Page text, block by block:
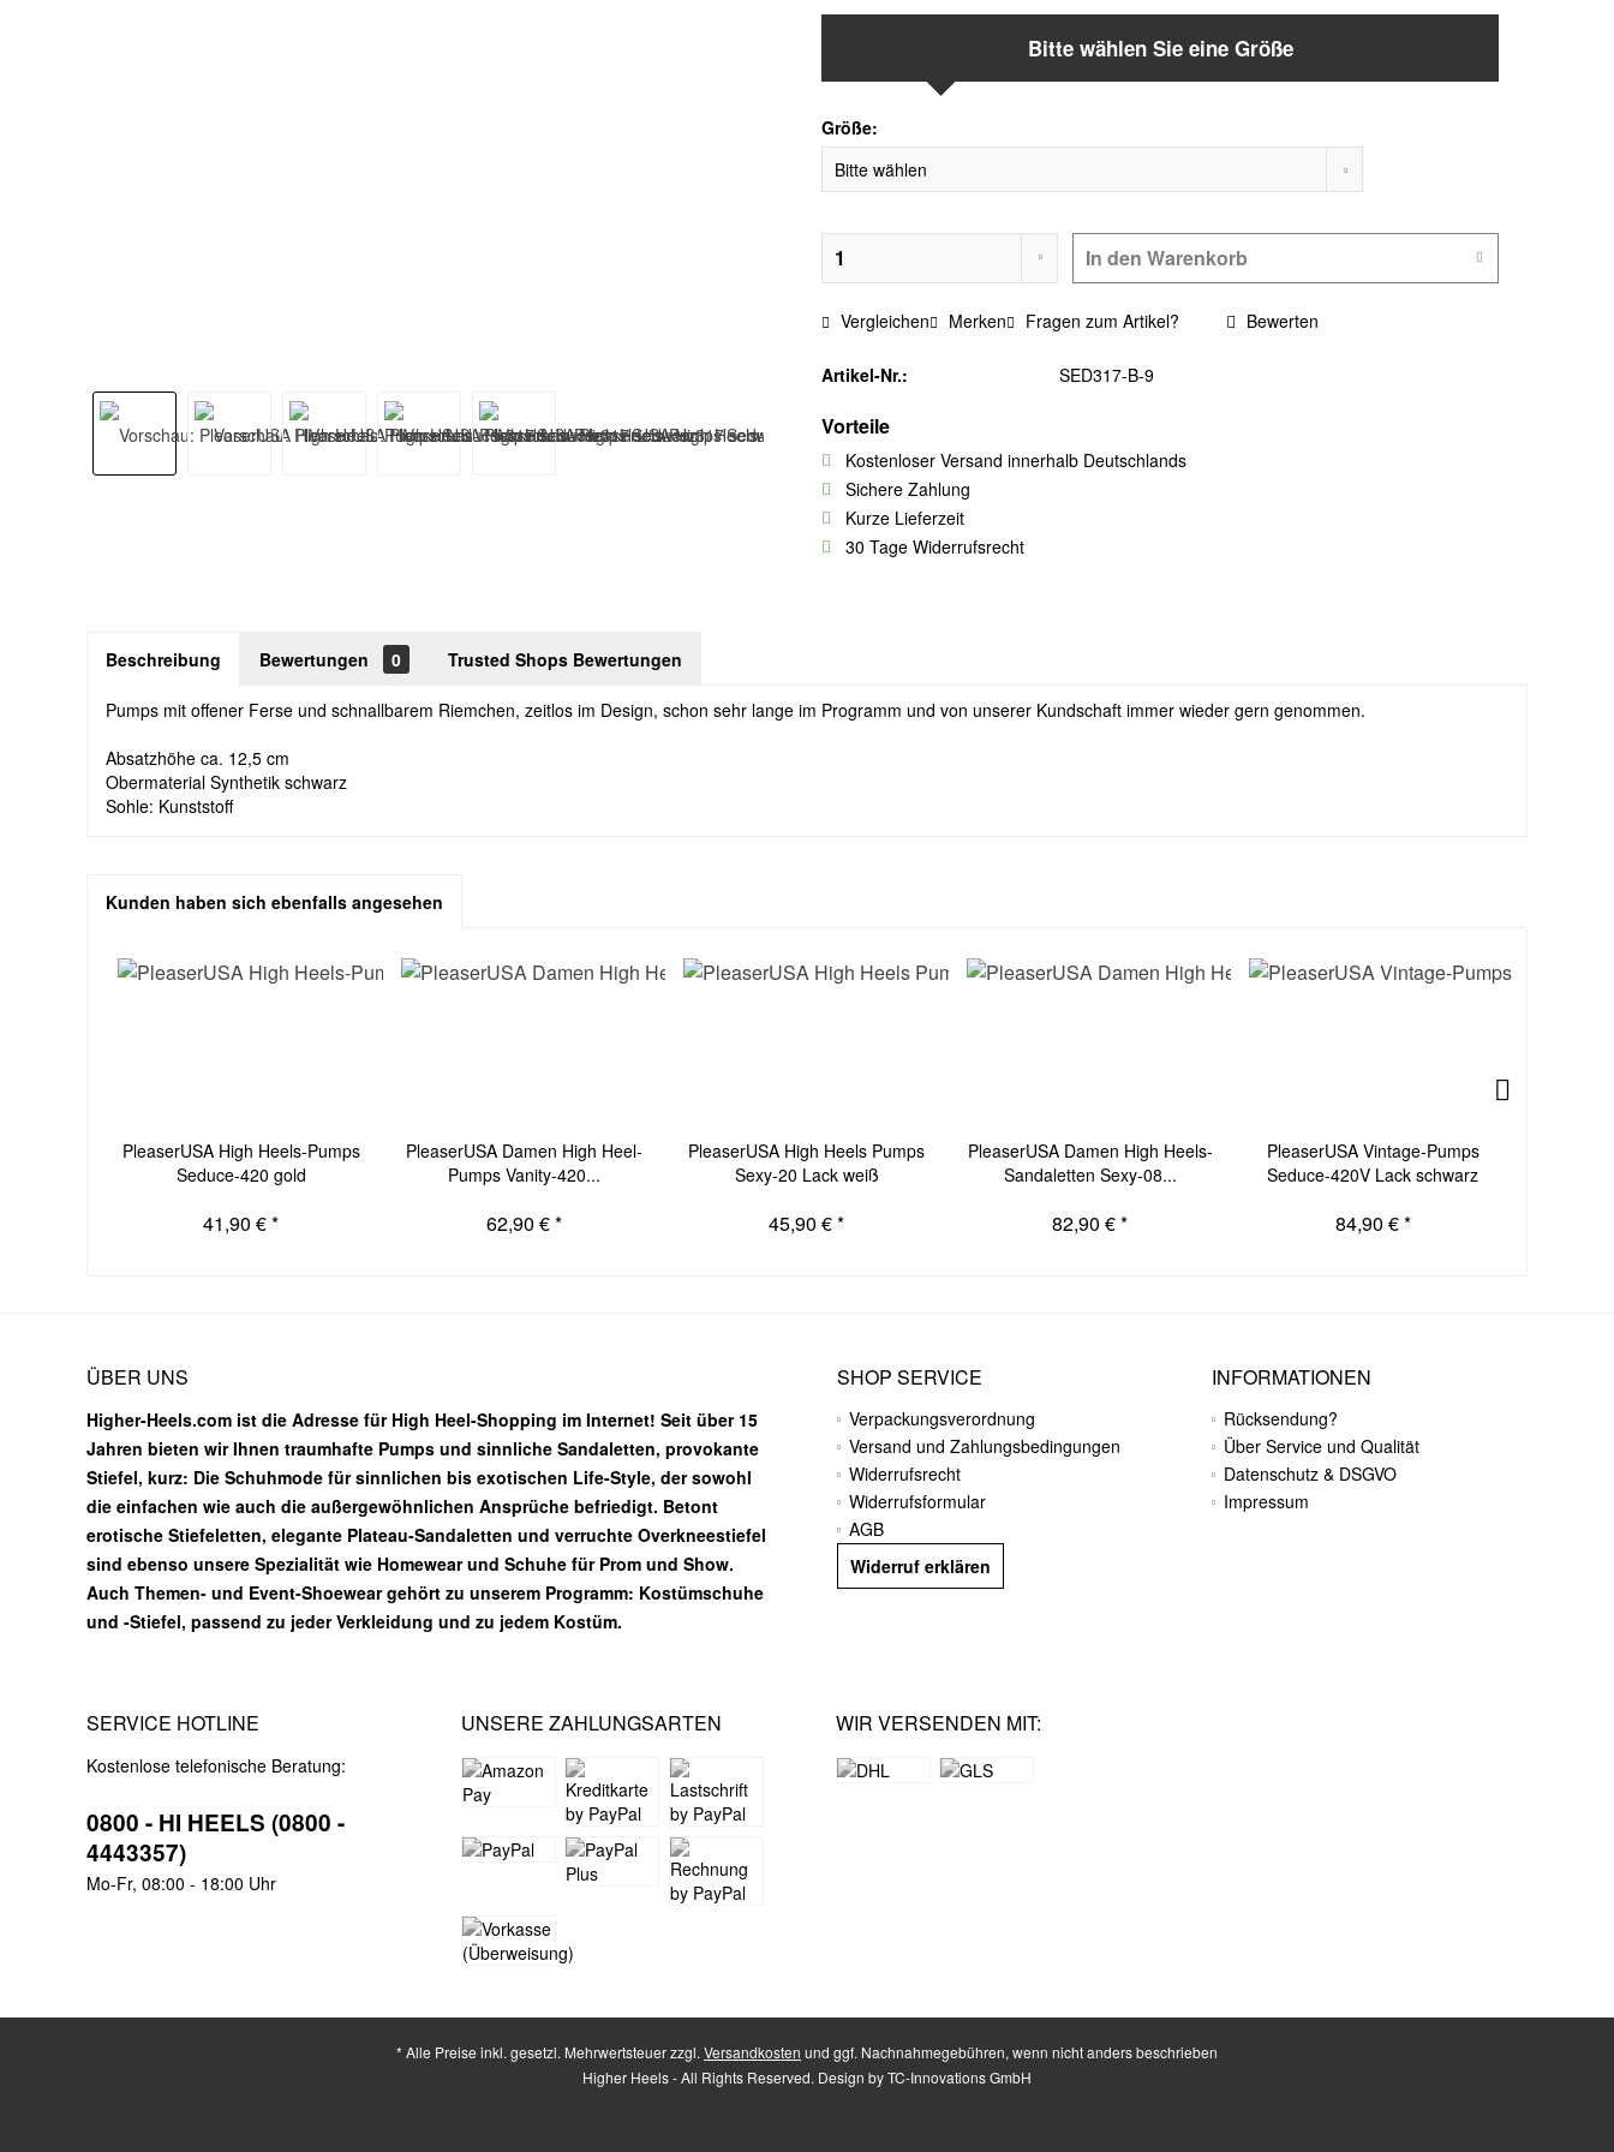
Bitte wählen Sie eine Größe
Größe:
In den Warenkorb
Vergleichen Merken Fragen zum Artikel? Bewerten
Artikel-Nr.: SED317-B-9
Vorteile
Kostenloser Versand innerhalb Deutschlands
Sichere Zahlung
Kurze Lieferzeit
30 Tage Widerrufsrecht
Beschreibung Bewertungen 0 Trusted Shops Bewertungen
Pumps mit offener Ferse und schnallbarem Riemchen, zeitlos im Design, schon sehr lange im Programm und von unserer Kundschaft immer wieder gern genommen.
Absatzhöhe ca. 12,5 cm
Obermaterial Synthetik schwarz
Sohle: Kunststoff
Kunden haben sich ebenfalls angesehen
PleaserUSA High Heels-Pumps
Seduce-420 gold
41,90 € *
PleaserUSA Damen High Heel-
Pumps Vanity-420...
62,90 € *
PleaserUSA High Heels Pumps
Sexy-20 Lack weiß
45,90 € *
PleaserUSA Damen High Heels-
Sandaletten Sexy-08...
82,90 € *
PleaserUSA Vintage-Pumps
Seduce-420V Lack schwarz
84,90 € *
ÜBER UNS
Higher-Heels.com ist die Adresse für High Heel-Shopping im Internet! Seit über 15
Jahren bieten wir Ihnen traumhafte Pumps und sinnliche Sandaletten, provokante
Stiefel, kurz: Die Schuhmode für sinnlichen bis exotischen Life-Style, der sowohl
die einfachen wie auch die außergewöhnlichen Ansprüche befriedigt. Betont
erotische Stiefeletten, elegante Plateau-Sandaletten und verruchte Overkneestiefel
sind ebenso unsere Spezialität wie Homewear und Schuhe für Prom und Show.
Auch Themen- und Event-Shoewear gehört zu unserem Programm: Kostümschuhe
und -Stiefel, passend zu jeder Verkleidung und zu jedem Kostüm.
SHOP SERVICE
Verpackungsverordnung
Versand und Zahlungsbedingungen
Widerrufsrecht
Widerrufsformular
AGB
Widerruf erklären
INFORMATIONEN
Rücksendung?
Über Service und Qualität
Datenschutz & DSGVO
Impressum
SERVICE HOTLINE
Kostenlose telefonische Beratung:
0800 - HI HEELS (0800 -
4443357)
Mo-Fr, 08:00 - 18:00 Uhr
UNSERE ZAHLUNGSARTEN WIR VERSENDEN MIT:
* Alle Preise inkl. gesetzl. Mehrwertsteuer zzgl. Versandkosten und ggf. Nachnahmegebühren, wenn nicht anders beschrieben
Higher Heels - All Rights Reserved. Design byTC-Innovations GmbH